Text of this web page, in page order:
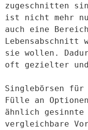
zugeschnitten
ist nicht mehr
auch eine
Lebensabschnitt
sie wollen.
oft gezielter
Singlebörsen
Fülle an
ähnlich gesinnte
vergleichbare